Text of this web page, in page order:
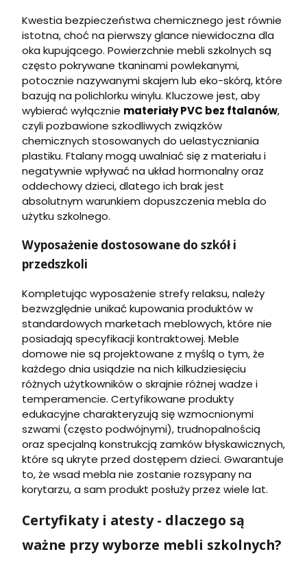
Kwestia bezpieczeństwa chemicznego jest równie
istotna, choć na pierwszy glance niewidoczna dla
oka kupującego. Powierzchnie mebli szkolnych są
często pokrywane tkaninami powlekanymi,
potocznie nazywanymi skajem lub eko-skórą, które
bazują na polichlorku winylu. Kluczowe jest, aby
wybierać wyłącznie materiały PVC bez ftalanów,
czyli pozbawione szkodliwych związków
chemicznych stosowanych do uelastyczniania
plastiku. Ftalany mogą uwalniać się z materiału i
negatywnie wpływać na układ hormonalny oraz
oddechowy dzieci, dlatego ich brak jest
absolutnym warunkiem dopuszczenia mebla do
użytku szkolnego.
Wyposażenie dostosowane do szkół i
przedszkoli
Kompletując wyposażenie strefy relaksu, należy
bezwzględnie unikać kupowania produktów w
standardowych marketach meblowych, które nie
posiadają specyfikacji kontraktowej. Meble
domowe nie są projektowane z myślą o tym, że
każdego dnia usiądzie na nich kilkudziesięciu
różnych użytkowników o skrajnie różnej wadze i
temperamencie. Certyfikowane produkty
edukacyjne charakteryzują się wzmocnionymi
szwami (często podwójnymi), trudnopalnością
oraz specjalną konstrukcją zamków błyskawicznych,
które są ukryte przed dostępem dzieci. Gwarantuje
to, że wsad mebla nie zostanie rozsypany na
korytarzu, a sam produkt posłuży przez wiele lat.
Certyfikaty i atesty - dlaczego są
ważne przy wyborze mebli szkolnych?